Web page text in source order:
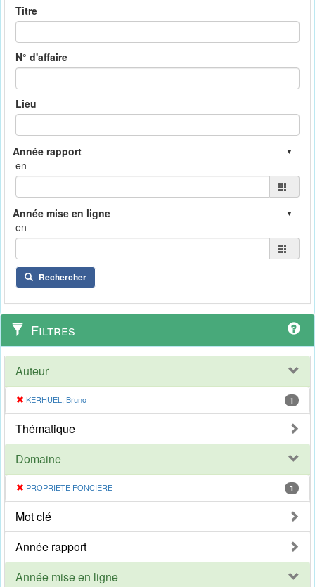
Titre
N° d'affaire
Lieu
en
en
Rechercher
Filtres
Auteur
KERHUEL, Bruno 1
Thématique
Domaine
PROPRIETE FONCIERE 1
Mot clé
Année rapport
Année mise en ligne